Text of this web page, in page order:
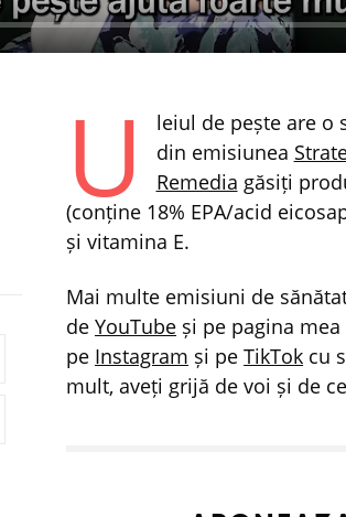
U
leiul de pește are o
din emisiunea
Remedia găsiți
(conține 18% EPA/acid
și vitamina E.
Mai multe emisiuni de
deYouTube și pe pagina mea
pe Instagram și peTikTok cu
mult, aveți grijă de voi și de